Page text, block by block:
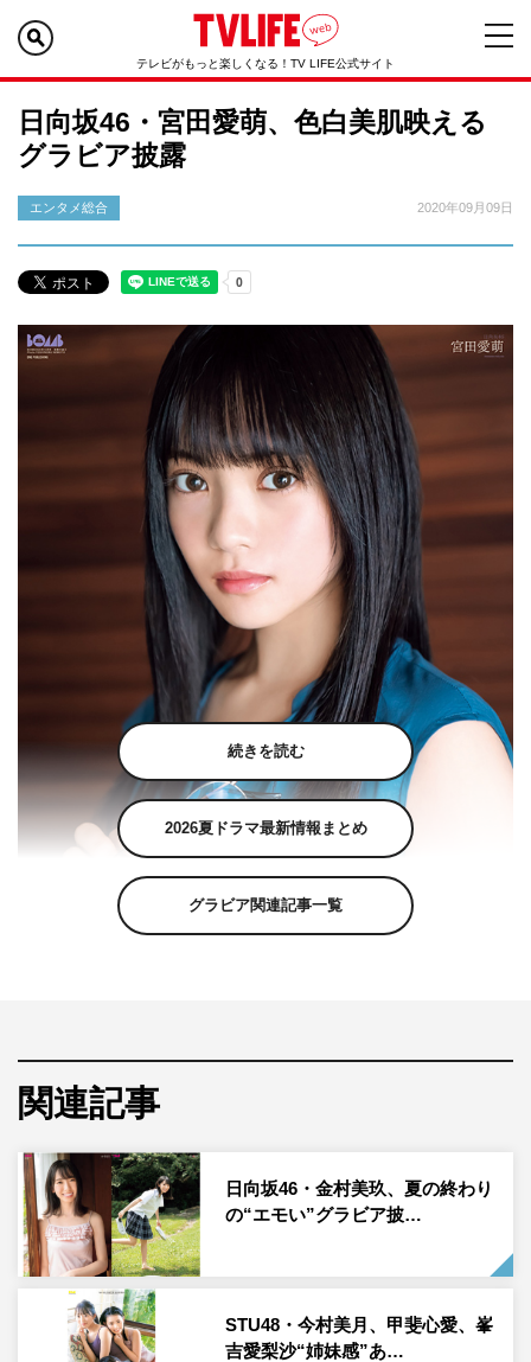
テレビがもっと楽しくなる！TV LIFE公式サイト
日向坂46・宮田愛萌、色白美肌映える
グラビア披露
エンタメ総合 2020年09月09日
号」に登場。文学好きな彼女にちなんだ小説に寄せたグラ
空色のワンピースでの散歩、そして原稿用紙に向かう眼鏡
姿。さらに、ヘルシーなタンクトップ＆短パン姿で、青春
の香りがするレモンスカッシュを味わうカットも。
【関連記事】日向坂46・金村美玖、夏の終わりの“エモ
い”グラビア披露
続きを読む
2026夏ドラマ最新情報まとめ
グラビア関連記事一覧
関連記事
日向坂46・金村美玖、夏の終わり
の“エモい”グラビア披…
STU48・今村美月、甲斐心愛、峯
吉愛梨沙“姉妹感”あ…